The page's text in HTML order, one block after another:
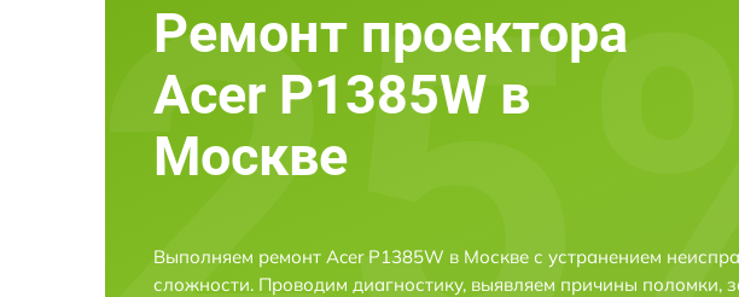
Ремонт проектора
Acer P1385W в
Москве
Выполняем ремонт Acer P1385W в Москве с устранением
сложности. Проводим диагностику, выявляем причины поломки,